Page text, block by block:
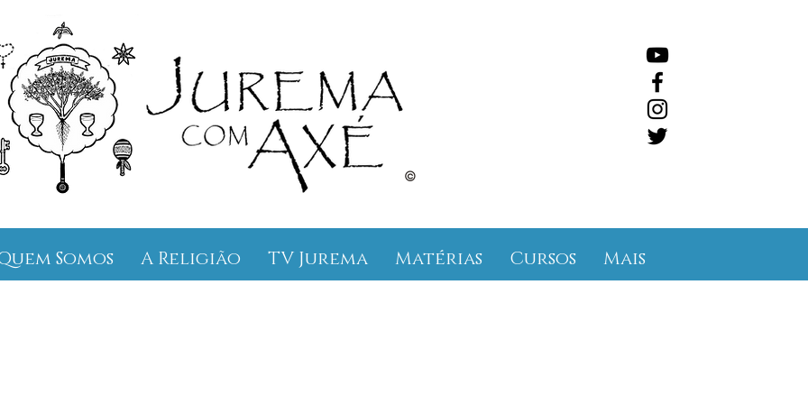
©
Somos A Religião TV Jurema Matérias Cursos Mais